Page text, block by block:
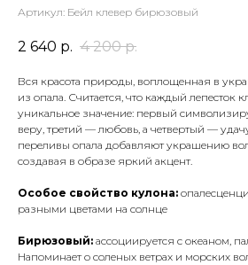
Артикул: Бейл клевер бирюзовый
2 640 р. 4 200 р.
Вся красота природы, воплощенная в
из опала. Считается, что каждый лепесток
уникальное значение: первый
веру, третий — любовь, а четвертый —
переливы опала добавляют украшению
создавая в образе яркий акцент.
Особое свойство кулона:
разными цветами на солнце
Бирюзовый: ассоциируется с океаном,
Напоминает о соленых ветрах и морских